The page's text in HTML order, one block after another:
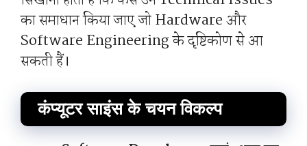
का समाधान किया जाए जो Hardware और
Software Engineering के दृष्टिकोण से आ
सकती हैं।
कंप्यूटर साइंस के चयन विकल्प